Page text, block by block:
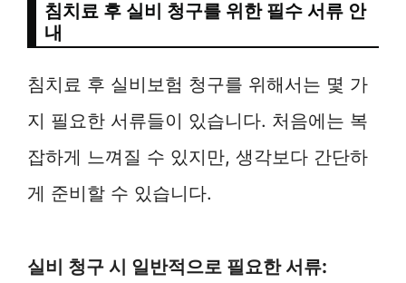
침치료 후 실비 청구를 위한 필수 서류 안
내
침치료 후 실비보험 청구를 위해서는 몇 가
지 필요한 서류들이 있습니다. 처음에는 복
잡하게 느껴질 수 있지만, 생각보다 간단하
게 준비할 수 있습니다.
실비 청구 시 일반적으로 필요한 서류: